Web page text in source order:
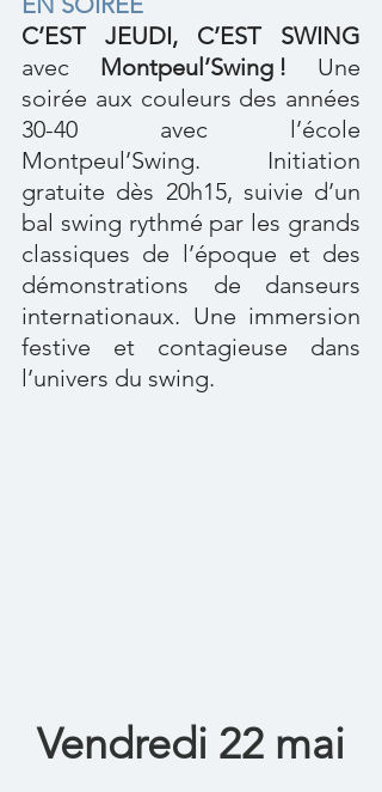
C’EST JEUDI, C’EST SWING
avec Montpeul’Swing ! Une
soirée aux couleurs des années
30-40 avec l’école
Montpeul’Swing. Initiation
gratuite dès 20h15, suivie d’un
bal swing rythmé par les grands
classiques de l’époque et des
démonstrations de danseurs
internationaux. Une immersion
festive et contagieuse dans
l’univers du swing.
Vendredi 22 mai